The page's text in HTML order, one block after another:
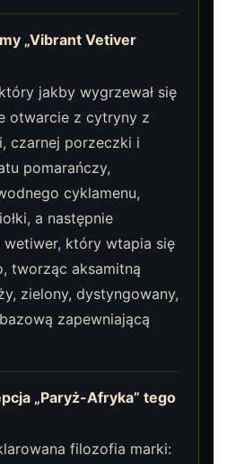
„Vibrant Vetiver
jakby wygrzewał się
otwarcie z cytryny z
czarnej porzeczki i
pomarańczy,
cyklamenu,
a następnie
który wtapia się
tworząc aksamitną
zielony, dystyngowany,
zapewniającą
„Paryż-Afryka” tego
filozofia marki: